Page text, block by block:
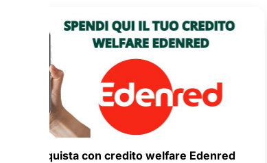
con credito welfare Edenred